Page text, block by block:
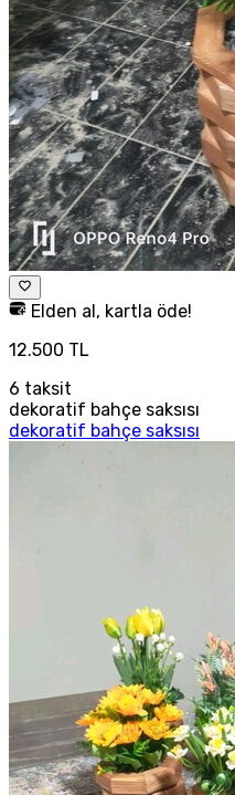
Elden al, kartla öde!
12.500 TL
6 taksit
dekoratif bahçe saksısı
dekoratif bahçe saksısı